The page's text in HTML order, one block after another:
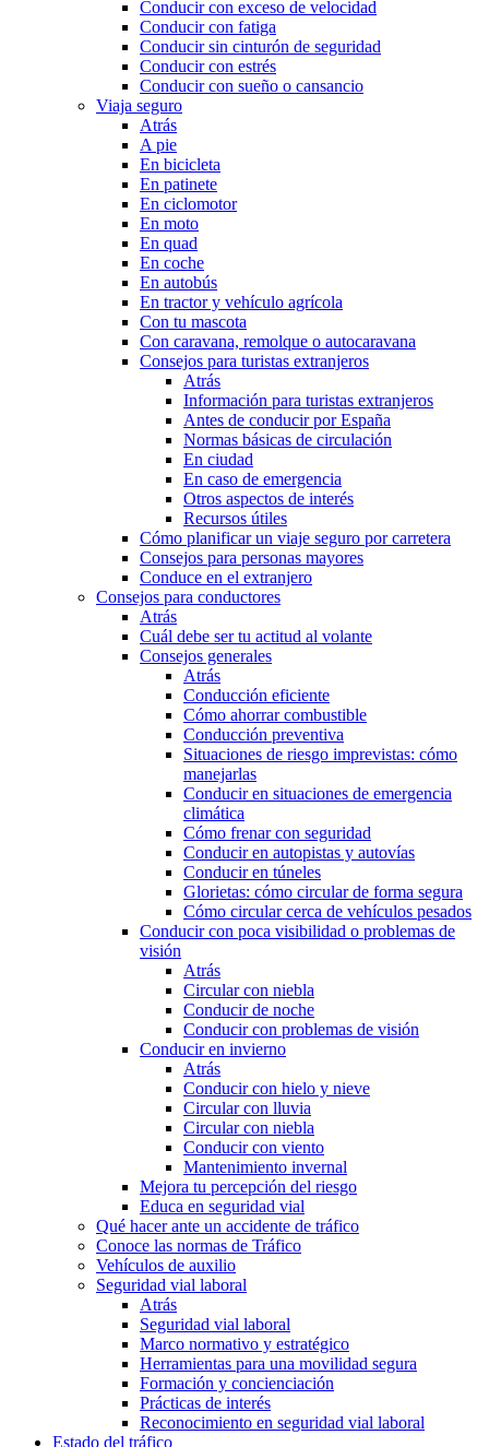
Conducir con exceso de velocidad
Conducir con fatiga
Conducir sin cinturón de seguridad
Conducir con estrés
Conducir con sueño o cansancio
Viaja seguro
Atrás
A pie
En bicicleta
En patinete
En ciclomotor
En moto
En quad
En coche
En autobús
En tractor y vehículo agrícola
Con tu mascota
Con caravana, remolque o autocaravana
Consejos para turistas extranjeros
Atrás
Información para turistas extranjeros
Antes de conducir por España
Normas básicas de circulación
En ciudad
En caso de emergencia
Otros aspectos de interés
Recursos útiles
Cómo planificar un viaje seguro por carretera
Consejos para personas mayores
Conduce en el extranjero
Consejos para conductores
Atrás
Cuál debe ser tu actitud al volante
Consejos generales
Atrás
Conducción eficiente
Cómo ahorrar combustible
Conducción preventiva
Situaciones de riesgo imprevistas: cómo
manejarlas
Conducir en situaciones de emergencia
climática
Cómo frenar con seguridad
Conducir en autopistas y autovías
Conducir en túneles
Glorietas: cómo circular de forma segura
Cómo circular cerca de vehículos pesados
Conducir con poca visibilidad o problemas de
visión
Atrás
Circular con niebla
Conducir de noche
Conducir con problemas de visión
Conducir en invierno
Atrás
Conducir con hielo y nieve
Circular con lluvia
Circular con niebla
Conducir con viento
Mantenimiento invernal
Mejora tu percepción del riesgo
Educa en seguridad vial
Qué hacer ante un accidente de tráfico
Conoce las normas de Tráfico
Vehículos de auxilio
Seguridad vial laboral
Atrás
Seguridad vial laboral
Marco normativo y estratégico
Herramientas para una movilidad segura
Formación y concienciación
Prácticas de interés
Reconocimiento en seguridad vial laboral
Estado del tráfico